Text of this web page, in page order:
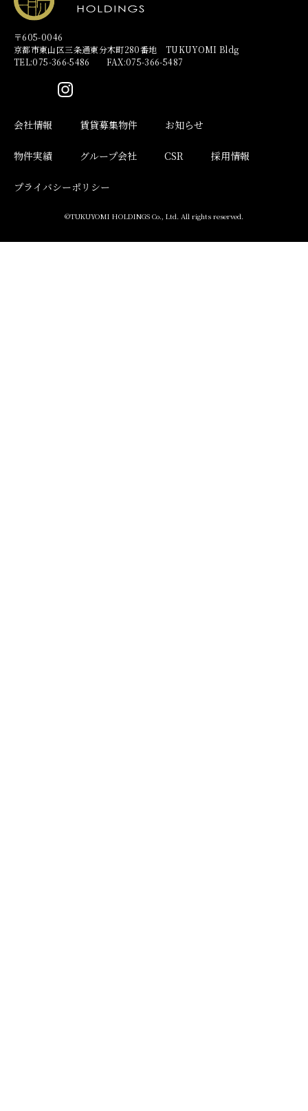
〒605-0046
京都市東山区三条通東分木町280番地 TUKUYOMI Bldg
TEL:075-366-5486 FAX:075-366-5487
会社情報 賃貸募集物件 お知らせ
物件実績 グループ会社 CSR 採用情報
プライバシーポリシー
©TUKUYOMI HOLDINGS Co., Ltd. All rights reserved.